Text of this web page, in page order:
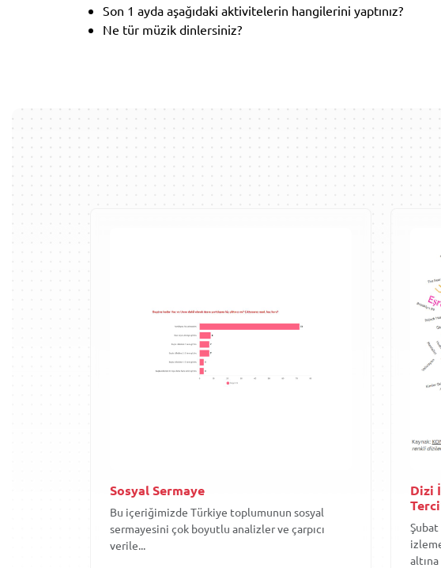
Son 1 ayda aşağıdaki aktivitelerin hangilerini yaptınız?
Ne tür müzik dinlersiniz?
Sosyal Sermaye
Bu içeriğimizde Türkiye toplumunun sosyal
sermayesini çok boyutlu analizler ve çarpıcı
verile...
Dizi
altına